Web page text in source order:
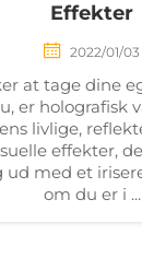
Effekter
2022/01/03
at tage dine
er holografisk
livlige,
effekter,
ud med et
om du er i ...